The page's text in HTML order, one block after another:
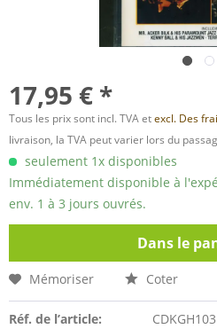
17,95 € *
Tous les prix sont incl. TVA etexcl. Des
livraison, la TVA peut varier lors du
seulement 1x disponibles
Immédiatement disponible à
env. 1 à 3 jours ouvrés.
Dans le
Mémoriser Coter
Réf. de l’article:
CDKGH103